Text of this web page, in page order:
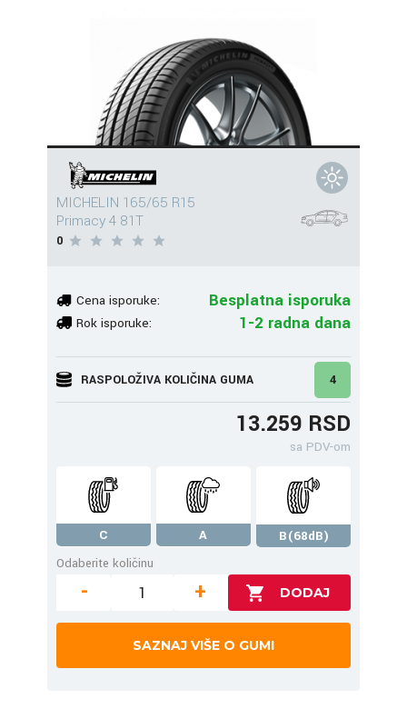
MICHELIN 165/65 R15
Primacy 4 81T
0
Cena isporuke: Besplatna isporuka
Rok isporuke: 1-2 radna dana
RASPOLOŽIVA KOLIČINA GUMA 4
13.259 RSD
sa PDV-om
C A
B(68dB)
Odaberite količinu
- +
SAZNAJ VIŠE O GUMI